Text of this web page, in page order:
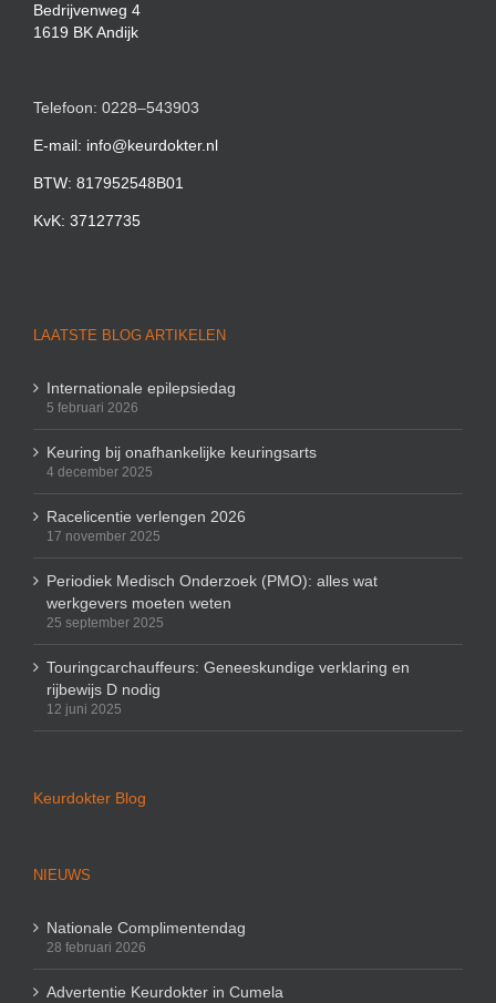
Bedrijvenweg 4
1619 BK Andijk
Telefoon: 0228–543903
E-mail: info@keurdokter.nl
BTW: 817952548B01
KvK: 37127735
LAATSTE BLOG ARTIKELEN
Internationale epilepsiedag
5 februari 2026
Keuring bij onafhankelijke keuringsarts
4 december 2025
Racelicentie verlengen 2026
17 november 2025
Periodiek Medisch Onderzoek (PMO): alles wat
werkgevers moeten weten
25 september 2025
Touringcarchauffeurs: Geneeskundige verklaring en
rijbewijs D nodig
12 juni 2025
Keurdokter Blog
NIEUWS
Nationale Complimentendag
28 februari 2026
Advertentie Keurdokter in Cumela